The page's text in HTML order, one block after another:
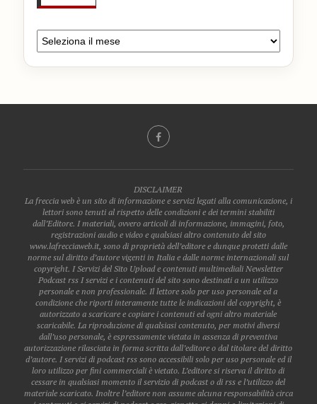
DISCLAIMER
La freccia web è un sito di informazione e servizi legati alla comunicazione, i
lettori sono tenuti al rispetto delle condizioni e dei termini stabiliti
dall’Editore. I materiali, ovvero articoli di informazione, immagini, foto,
registrazioni audio e video e qualsiasi altro contenuto del sito
www.lafrecciaweb.it, sono di proprietà dell’editore e dunque protetti dalle
norme sul diritto d’autore vigenti in Italia e dalle norme internazionali sul
copyright. I Servizi del Sito Upload e contenuti multimediali Newsletter
Podcast rss I servizi e i contenuti del sito sono destinati a un utilizzo
personale e non professionale. Il lettore solo per uso personale ed a
condizione che riporti interamente tutte le indicazioni del copyright, è
autorizzato a scaricare e copiare i contenuti ed ogni altro materiale
scaricabile. La riproduzione di qualsiasi contenuto, per motivi diversi
dall’uso personale, è espressamente vietata in assenza di preventiva
autorizzazione rilasciata in forma scritta dall’editore o dal titolare del diritto
d’autore. I servizi di podcast rss sono accessibili solo per uso personale ed il
loro utilizzo per fini commerciali è vietato. L’editore si riserva il diritto di
cessare in qualsiasi momento il servizio di podcast o di rss e l’utilizzo del
materiale scaricato. Inoltre l’editore non assume alcuna responsabilità circa